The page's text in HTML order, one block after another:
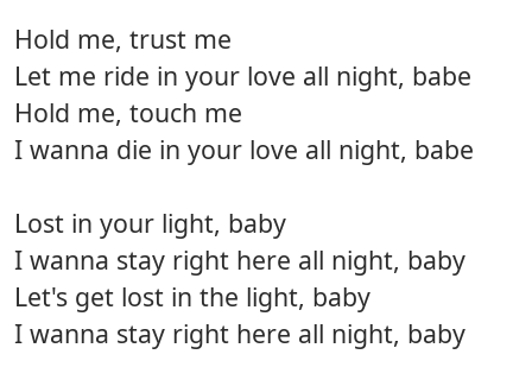
Hold me, trust me
Let me ride in your love all night, babe
Hold me, touch me
I wanna die in your love all night, babe
Lost in your light, baby
I wanna stay right here all night, baby
Let's get lost in the light, baby
I wanna stay right here all night, baby